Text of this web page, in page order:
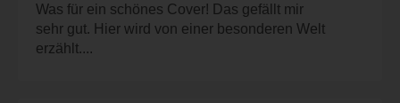
Was für ein schönes Cover! Das gefällt mir
sehr gut. Hier wird von einer besonderen Welt
erzählt....